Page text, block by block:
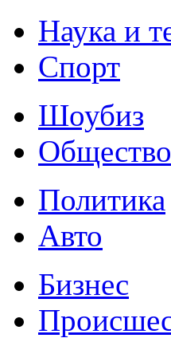
Наука и
Спорт
Шоубиз
Общество
Политика
Авто
Бизнес